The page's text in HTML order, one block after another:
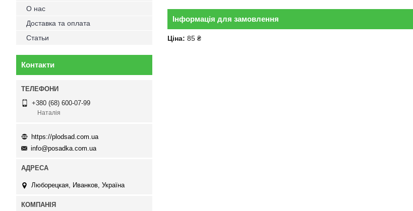
Інформація для замовлення
Ціна: 85 ₴
О нас
Доставка та оплата
Статьи
Контакти
+380 (68) 600-07-99
Наталія
https://plodsad.com.ua
info@posadka.com.ua
Люборецкая, Иванков, Україна